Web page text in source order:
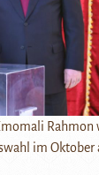
im Oktober